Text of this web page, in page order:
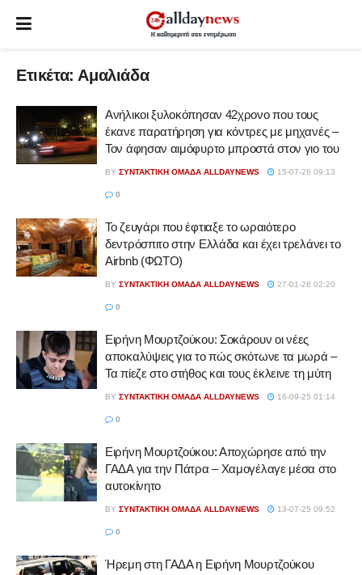
Ετικέτα: Αμαλιάδα
Ανήλικοι ξυλοκόπησαν 42χρονο που τους
έκανε παρατήρηση για κόντρες με μηχανές –
Τον άφησαν αιμόφυρτο μπροστά στον γιο του
BY ΣΥΝΤΑΚΤΙΚΉ ΟΜΆΔΑ ALLDAYNEWS 15-07-26 09:13
0
Το ζευγάρι που έφτιαξε το ωραιότερο
δεντρόσπιτο στην Ελλάδα και έχει τρελάνει το
Airbnb (ΦΩΤΟ)
BY ΣΥΝΤΑΚΤΙΚΉ ΟΜΆΔΑ ALLDAYNEWS 27-01-26 02:20
0
Ειρήνη Μουρτζούκου: Σοκάρουν οι νέες
αποκαλύψεις για το πώς σκότωνε τα μωρά –
Τα πίεζε στο στήθος και τους έκλεινε τη μύτη
BY ΣΥΝΤΑΚΤΙΚΉ ΟΜΆΔΑ ALLDAYNEWS 16-09-25 01:14
0
Ειρήνη Μουρτζούκου: Αποχώρησε από την
ΓΑΔΑ για την Πάτρα – Χαμογέλαγε μέσα στο
αυτοκίνητο
BY ΣΥΝΤΑΚΤΙΚΉ ΟΜΆΔΑ ALLDAYNEWS 13-07-25 09:52
0
Ήρεμη στη ΓΑΔΑ η Ειρήνη Μουρτζούκου